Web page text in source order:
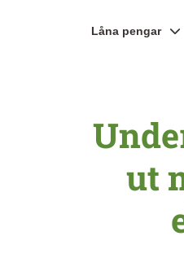
Låna pengar
ut